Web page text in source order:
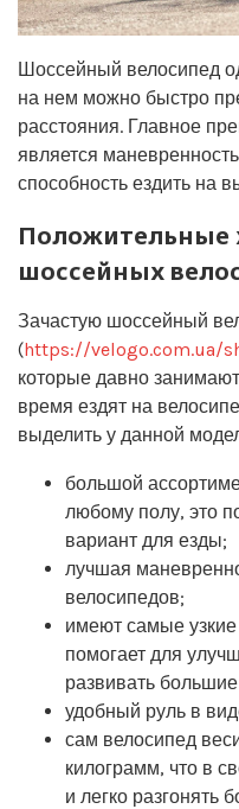
Шоссейный велосипед
на нем можно быстро
расстояния. Главное
является
способность ездить на
Положительные
шоссейных
Зачастую шоссейный
(https://velogo.com.ua/
которые давно
время ездят на
выделить у данной
большой
любому полу, это
вариант для езды;
лучшая
велосипедов;
имеют самые
помогает для
развивать большие
удобный руль в
сам велосипед
килограмм, что в
и легко разгонять